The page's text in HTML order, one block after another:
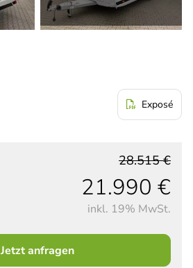
Exposé
21.990 €
28.515 €
inkl. 19% MwSt.
Jetzt anfragen